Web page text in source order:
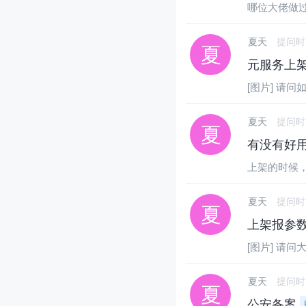
哪位大佬做
夏天 提问
元服务上
[图片] 请问
夏天 提问
有没有好
上架的时候
夏天 提问
上架报参
[图片] 请问
夏天 提问